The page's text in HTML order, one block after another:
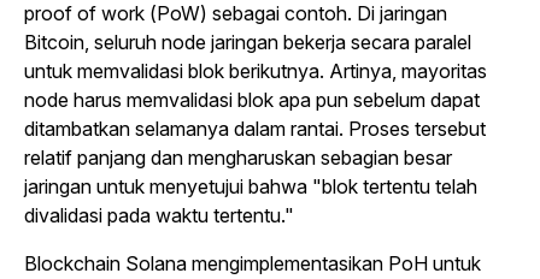
proof of work (PoW) sebagai contoh. Di jaringan
Bitcoin, seluruh node jaringan bekerja secara paralel
untuk memvalidasi blok berikutnya. Artinya, mayoritas
node harus memvalidasi blok apa pun sebelum dapat
ditambatkan selamanya dalam rantai. Proses tersebut
relatif panjang dan mengharuskan sebagian besar
jaringan untuk menyetujui bahwa "blok tertentu telah
divalidasi pada waktu tertentu."
Blockchain Solana mengimplementasikan PoH untuk